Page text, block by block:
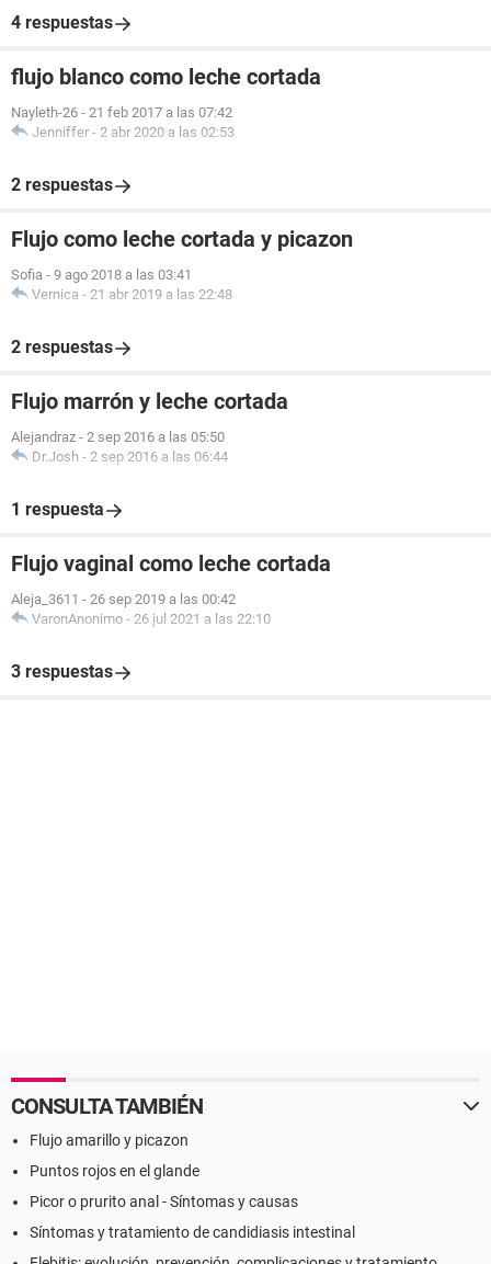
4 respuestas
flujo blanco como leche cortada
Nayleth-26 - 21 feb 2017 a las 07:42
Jenniffer - 2 abr 2020 a las 02:53
2 respuestas
Flujo como leche cortada y picazon
Sofia - 9 ago 2018 a las 03:41
Vernica - 21 abr 2019 a las 22:48
2 respuestas
Flujo marrón y leche cortada
Alejandraz - 2 sep 2016 a las 05:50
Dr.Josh - 2 sep 2016 a las 06:44
1 respuesta
Flujo vaginal como leche cortada
Aleja_3611 - 26 sep 2019 a las 00:42
VaronAnonimo - 26 jul 2021 a las 22:10
3 respuestas
CONSULTA TAMBIÉN
Flujo amarillo y picazon
Puntos rojos en el glande
Picor o prurito anal - Síntomas y causas
Síntomas y tratamiento de candidiasis intestinal